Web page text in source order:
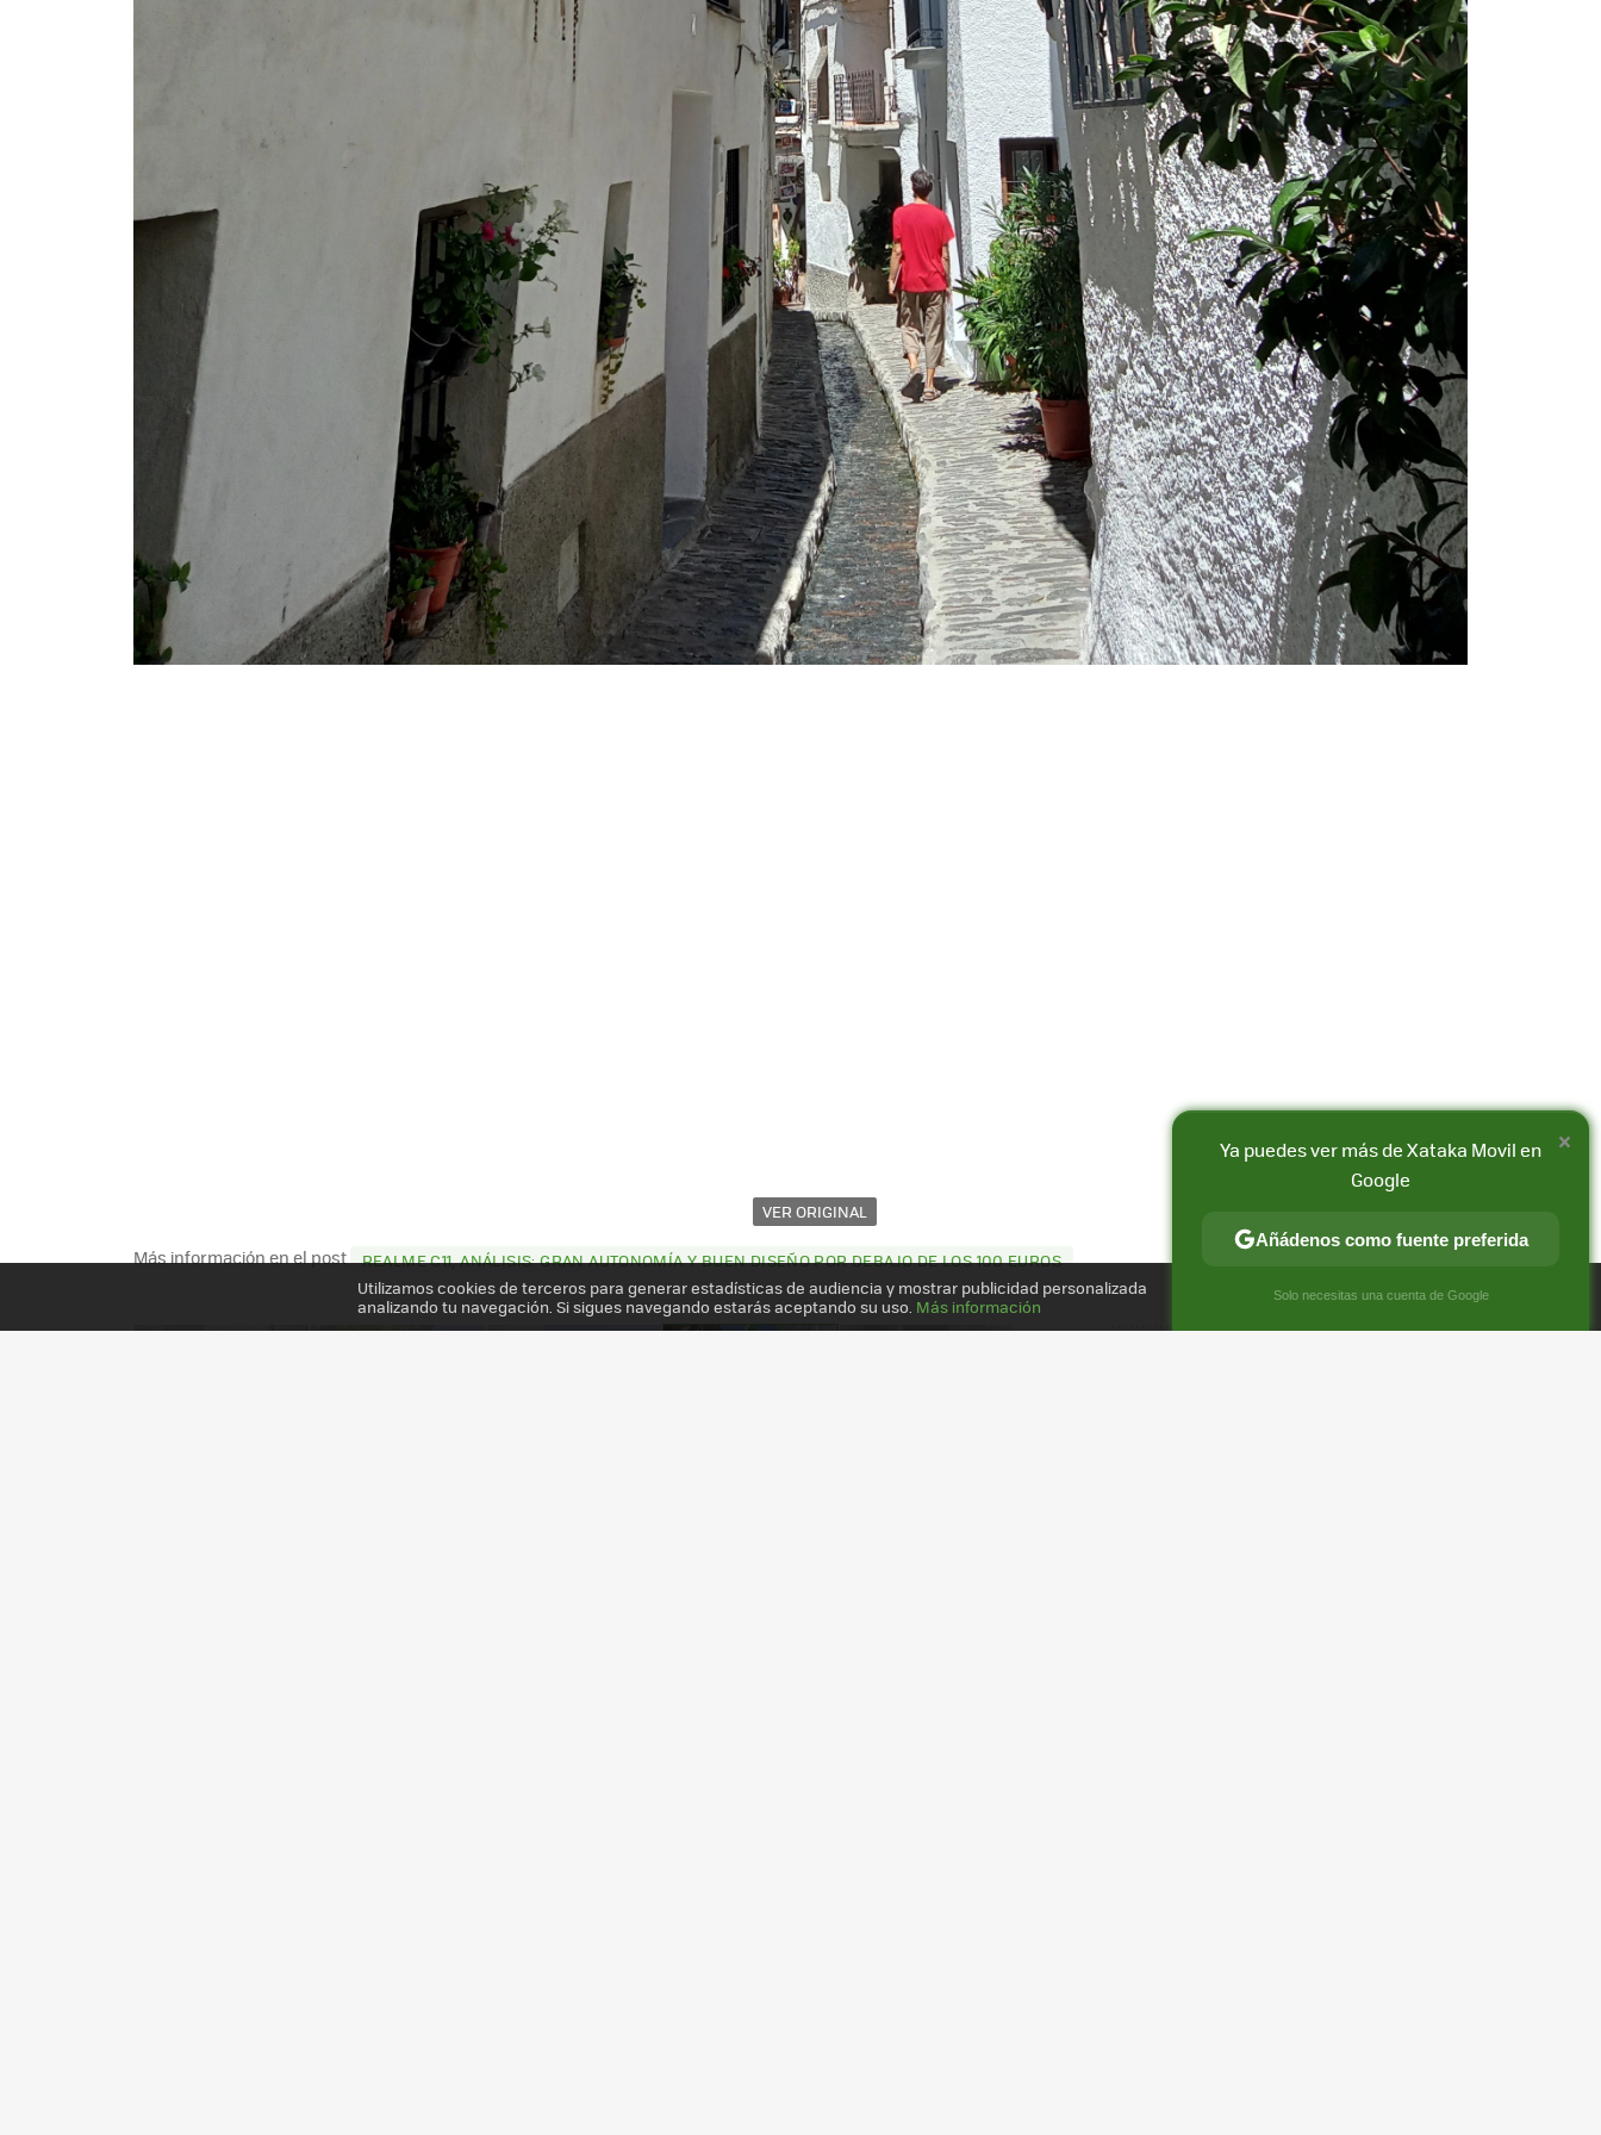
VER ORIGINAL
FACEBOOK
X
E-
MAIL
Más información en el post REALME C11, ANÁLISIS: GRAN AUTONOMÍA Y BUEN DISEÑO POR DEBAJO DE LOS 100 EUROS
Utilizamos cookies de terceros para generar estadísticas de audiencia y mostrar publicidad personalizada
analizando tu navegación. Si sigues navegando estarás aceptando su uso. Más información
×
Ya puedes ver más de Xataka Movil en
Google
Añádenos como fuente preferida
Solo necesitas una cuenta de Google